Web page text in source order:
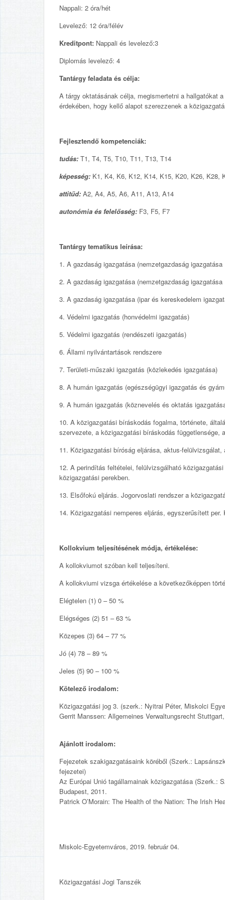
Nappali: 2 óra/hét
Levelező: 12 óra/félév
Kreditpont: Nappali és levelező:3
Diplomás levelező: 4
Tantárgy feladata és célja:
A tárgy oktatásának célja, megismertetni a hallgatókat
érdekében, hogy kellő alapot szerezzenek a
Fejlesztendő kompetenciák:
tudás: T1, T4, T5, T10, T11, T13, T14
képesség: K1, K4, K6, K12, K14, K15, K20, K26, K28,
attitűd: A2, A4, A5, A6, A11, A13, A14
autonómia és felelősség: F3, F5, F7
Tantárgy tematikus leírása:
1. A gazdaság igazgatása (nemzetgazdaság igazgatása
2. A gazdaság igazgatása (nemzetgazdaság igazgatása
3. A gazdaság igazgatása (ipar és kereskedelem
4. Védelmi igazgatás (honvédelmi igazgatás)
5. Védelmi igazgatás (rendészeti igazgatás)
6. Állami nyilvántartások rendszere
7. Területi-műszaki igazgatás (közlekedés igazgatása)
8. A humán igazgatás (egészségügyi igazgatás és
9. A humán igazgatás (köznevelés és oktatás
10. A közigazgatási bíráskodás fogalma, története,
szervezete, a közigazgatási bíráskodás függetlensége,
11. Közigazgatási bíróság eljárása, aktus-felülvizsgálat,
12. A perindítás feltételei, felülvizsgálható
közigazgatási perekben.
13. Elsőfokú eljárás. Jogorvoslati rendszer a
14. Közigazgatási nemperes eljárás, egyszerűsített per.
Kollokvium teljesítésének módja, értékelése:
A kollokviumot szóban kell teljesíteni.
A kollokviumi vizsga értékelése a következőképpen
Elégtelen (1) 0 – 50 %
Elégséges (2) 51 – 63 %
Közepes (3) 64 – 77 %
Jó (4) 78 – 89 %
Jeles (5) 90 – 100 %
Kötelező irodalom:
Közigazgatási jog 3. (szerk.: Nyitrai Péter, Miskolci
Gerrit Manssen: Allgemeines Verwaltungsrecht
Ajánlott irodalom:
Fejezetek szakigazgatásaink köréből (Szerk.:
fejezetei)
Az Európai Unió tagállamainak közigazgatása (Szerk.:
Budapest, 2011.
Patrick O’Morain: The Health of the Nation: The Irish
Miskolc-Egyetemváros, 2019. február 04.
Közigazgatási Jogi Tanszék